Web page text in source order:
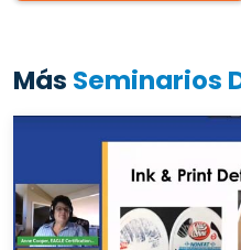
Más Seminarios